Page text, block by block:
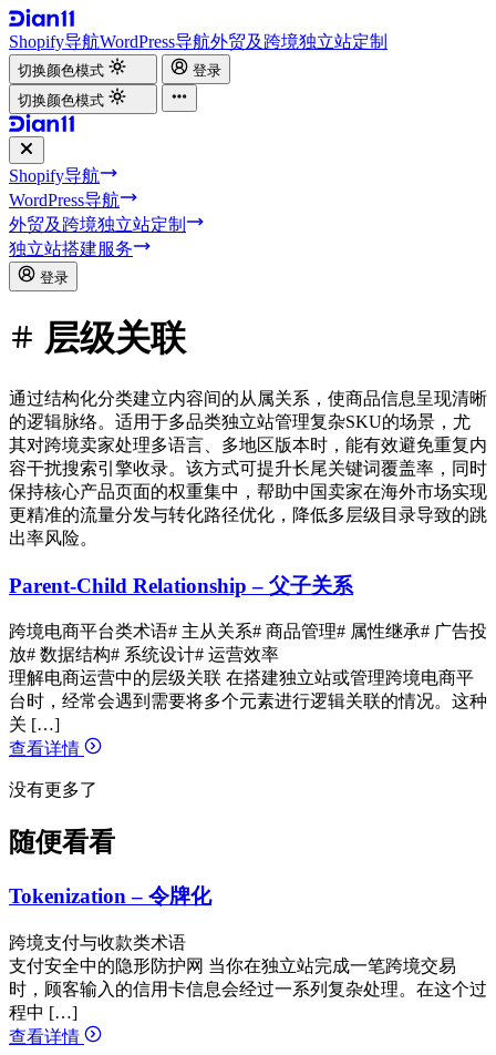
Shopify导航WordPress导航外贸及跨境独立站定制
切换颜色模式
登录
切换颜色模式
Shopify导航
WordPress导航
外贸及跨境独立站定制
独立站搭建服务
登录
层级关联
通过结构化分类建立内容间的从属关系，使商品信息呈现清晰
的逻辑脉络。适用于多品类独立站管理复杂SKU的场景，尤
其对跨境卖家处理多语言、多地区版本时，能有效避免重复内
容干扰搜索引擎收录。该方式可提升长尾关键词覆盖率，同时
保持核心产品页面的权重集中，帮助中国卖家在海外市场实现
更精准的流量分发与转化路径优化，降低多层级目录导致的跳
出率风险。
Parent-Child Relationship – 父子关系
跨境电商平台类术语# 主从关系# 商品管理# 属性继承# 广告投
放# 数据结构# 系统设计# 运营效率
理解电商运营中的层级关联 在搭建独立站或管理跨境电商平
台时，经常会遇到需要将多个元素进行逻辑关联的情况。这种
关 […]
查看详情
没有更多了
随便看看
Tokenization – 令牌化
跨境支付与收款类术语
支付安全中的隐形防护网 当你在独立站完成一笔跨境交易
时，顾客输入的信用卡信息会经过一系列复杂处理。在这个过
程中 […]
查看详情